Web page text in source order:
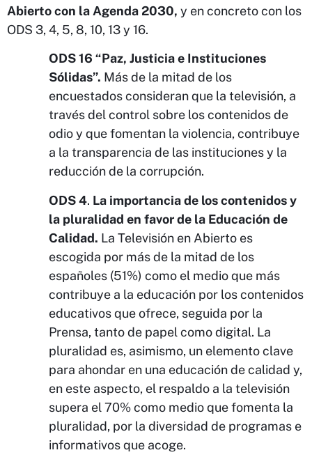
Abierto con la Agenda 2030, y en concreto con los
ODS 3, 4, 5, 8, 10, 13 y 16.
ODS 16 “Paz, Justicia e Instituciones
Sólidas”. Más de la mitad de los
encuestados consideran que la televisión, a
través del control sobre los contenidos de
odio y que fomentan la violencia, contribuye
a la transparencia de las instituciones y la
reducción de la corrupción.
ODS 4. La importancia de los contenidos y
la pluralidad en favor de la Educación de
Calidad. La Televisión en Abierto es
escogida por más de la mitad de los
españoles (51%) como el medio que más
contribuye a la educación por los contenidos
educativos que ofrece, seguida por la
Prensa, tanto de papel como digital. La
pluralidad es, asimismo, un elemento clave
para ahondar en una educación de calidad y,
en este aspecto, el respaldo a la televisión
supera el 70% como medio que fomenta la
pluralidad, por la diversidad de programas e
informativos que acoge.